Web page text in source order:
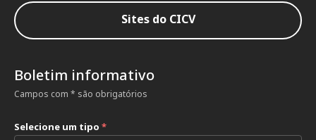
Sites do CICV
Boletim informativo
Campos com * são obrigatórios
Selecione um tipo *